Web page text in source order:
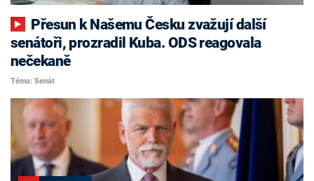
senátoři, prozradil Kuba. ODS reagovala
nečekaně
Téma: Senát